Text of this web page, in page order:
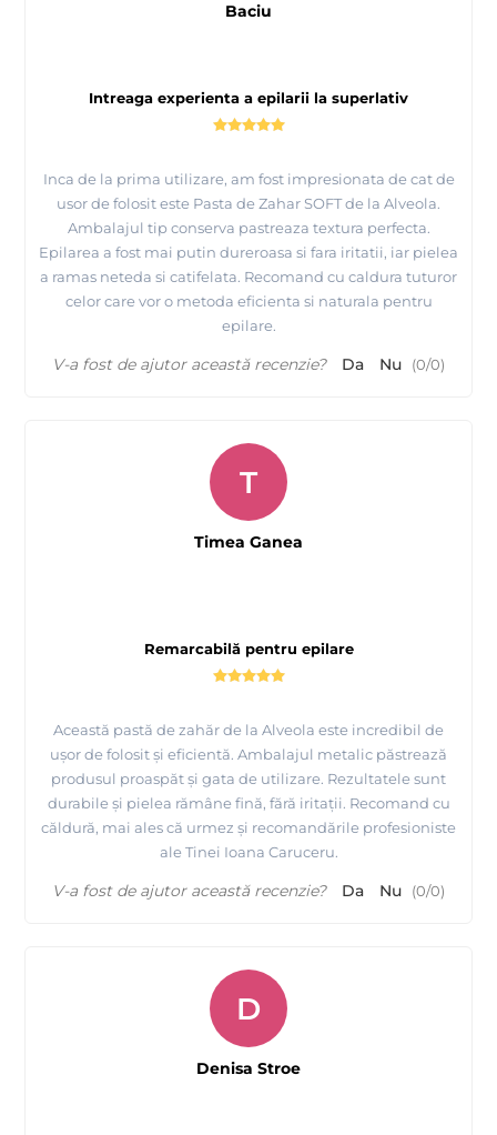
Intreaga experienta a epilarii la superlativ
Inca de la prima utilizare, am fost impresionata de cat de
usor de folosit este Pasta de Zahar SOFT de la Alveola.
Ambalajul tip conserva pastreaza textura perfecta.
Epilarea a fost mai putin dureroasa si fara iritatii, iar pielea
a ramas neteda si catifelata. Recomand cu caldura tuturor
celor care vor o metoda eficienta si naturala pentru
epilare.
Baciu
V-a fost de ajutor această recenzie? Da Nu (0/0)
Remarcabilă pentru epilare
Această pastă de zahăr de la Alveola este incredibil de
ușor de folosit și eficientă. Ambalajul metalic păstrează
produsul proaspăt și gata de utilizare. Rezultatele sunt
durabile și pielea rămâne fină, fără iritații. Recomand cu
căldură, mai ales că urmez și recomandările profesioniste
ale Tinei Ioana Caruceru.
T
Timea Ganea
V-a fost de ajutor această recenzie? Da Nu (0/0)
D
Denisa Stroe